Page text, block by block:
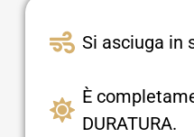
Si asciuga in
È
DURATURA.